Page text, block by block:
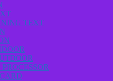
TEXT